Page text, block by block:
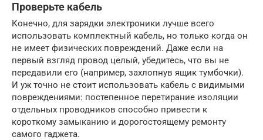
Проверьте кабель
Конечно, для зарядки электроники лучше всего
использовать комплектный кабель, но только когда он
не имеет физических повреждений. Даже если на
первый взгляд провод целый, убедитесь, что вы не
передавили его (например, захлопнув ящик тумбочки).
И уж точно не стоит использовать кабель с видимыми
повреждениями: постепенное перетирание изоляции
отдельных проводников способно привести к
короткому замыканию и дорогостоящему ремонту
самого гаджета.